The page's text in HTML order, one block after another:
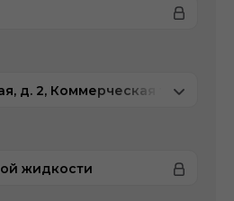
д. 2, Коммерческая техника
жидкости